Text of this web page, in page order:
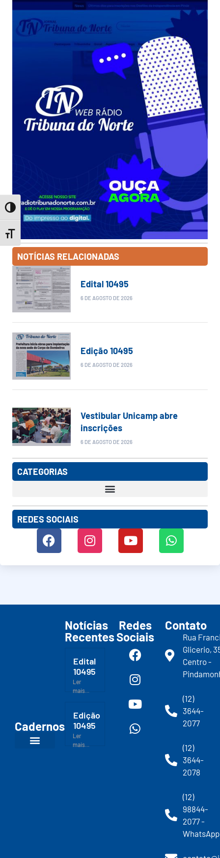
Toggle High Contrast
Toggle Font size
NOTÍCIAS RELACIONADAS
Edital 10495
6 DE AGOSTO DE 2026
Edição 10495
6 DE AGOSTO DE 2026
Vestibular Unicamp abre
inscrições
6 DE AGOSTO DE 2026
CATEGORIAS
REDES SOCIAIS
Cadernos
Notícias
Recentes
Edital
10495
Ler
mais...
Edição
10495
Ler
mais...
Redes
Sociais
Contato
Rua
Glicerio,
Centro -
(12)
3644-
2077
(12)
3644-
2078
(12)
98844-
2077 -
WhatsApp